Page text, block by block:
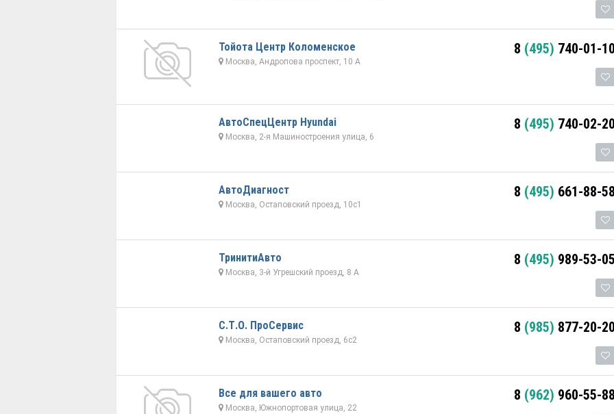
Тойота Центр Коломенское
Москва, Андропова проспект, 10 А
8 (495) 740-01-10
АвтоСпецЦентр Hyundai
Москва, 2-я Машиностроения улица, 6
8 (495) 740-02-20
АвтоДиагност
Москва, Остаповский проезд, 10с1
8 (495) 661-88-58
ТринитиАвто
Москва, 3-й Угрешский проезд, 8 А
8 (495) 989-53-05
С.Т.О. ПроСервис
Москва, Остаповский проезд, 6с2
8 (985) 877-20-20
Все для вашего авто
Москва, Южнопортовая улица, 22
8 (962) 960-55-88